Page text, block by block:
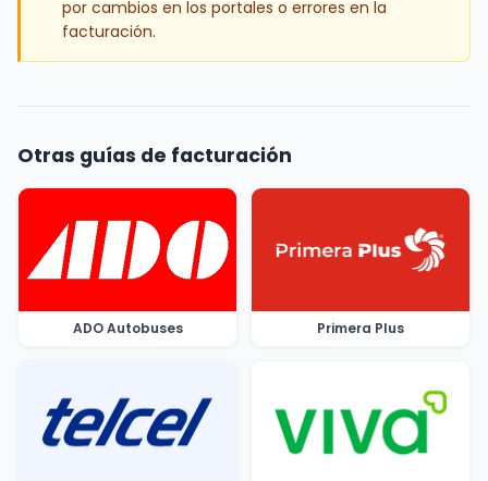
por cambios en los portales o errores en la
facturación.
Otras guías de facturación
ADO Autobuses Primera Plus